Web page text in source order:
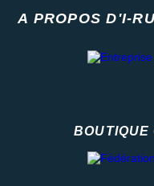
A PROPOS D'I-